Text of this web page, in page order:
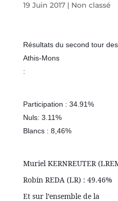
19 Juin 2017| Non classé
Résultats du second tour
Athis-Mons
:
Participation : 34.91%
Nuls: 3.11%
Blancs : 8,46%
Muriel KERNREUTER
Robin REDA (LR) : 49.46%
Et sur l’ensemble de la